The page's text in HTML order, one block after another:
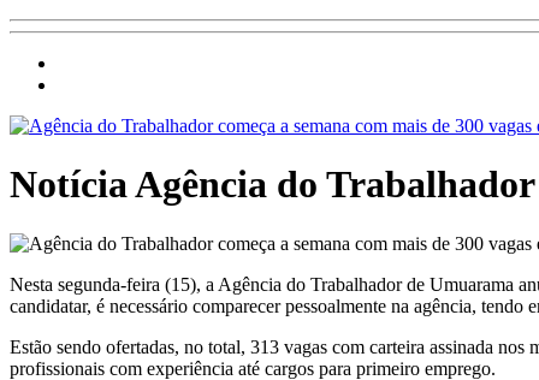
NotíciaAgência do Trabalhador
Nesta segunda-feira (15), a Agência do Trabalhador de Umuarama
candidatar, é necessário comparecer pessoalmente na agência,
Estão sendo ofertadas, no total, 313 vagas com carteira assinada
profissionais com experiência até cargos para primeiro emprego.